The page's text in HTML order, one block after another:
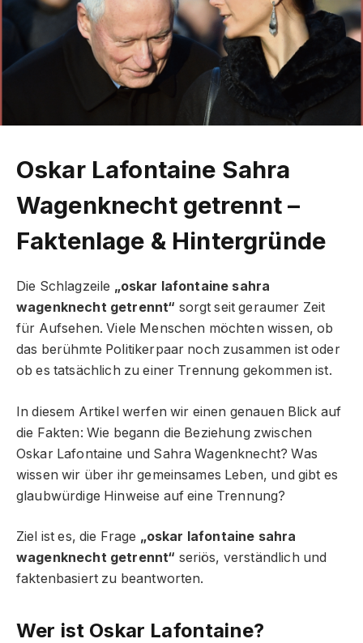
Oskar Lafontaine Sahra
Wagenknecht getrennt –
Faktenlage & Hintergründe
Die Schlagzeile „oskar lafontaine sahra
wagenknecht getrennt“ sorgt seit geraumer Zeit
für Aufsehen. Viele Menschen möchten wissen, ob
das berühmte Politikerpaar noch zusammen ist oder
ob es tatsächlich zu einer Trennung gekommen ist.
In diesem Artikel werfen wir einen genauen Blick auf
die Fakten: Wie begann die Beziehung zwischen
Oskar Lafontaine und Sahra Wagenknecht? Was
wissen wir über ihr gemeinsames Leben, und gibt es
glaubwürdige Hinweise auf eine Trennung?
Ziel ist es, die Frage „oskar lafontaine sahra
wagenknecht getrennt“ seriös, verständlich und
faktenbasiert zu beantworten.
Wer ist Oskar Lafontaine?